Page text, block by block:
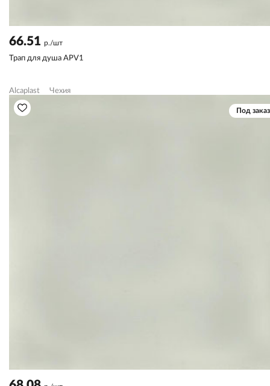
66.51 р./шт
Трап для душа APV1
Alcaplast Чехия
Под заказ